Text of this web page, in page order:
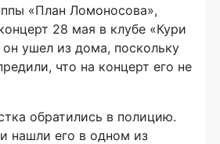
«План Ломоносова»,
28 мая в клубе «Кури
ушел из дома, поскольку
что на концерт его не
обратились в полицию.
нашли его в одном из